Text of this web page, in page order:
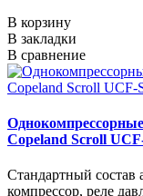
В корзину
В закладки
В сравнение
Copeland Scroll
Стандартный состав
компрессор, реле